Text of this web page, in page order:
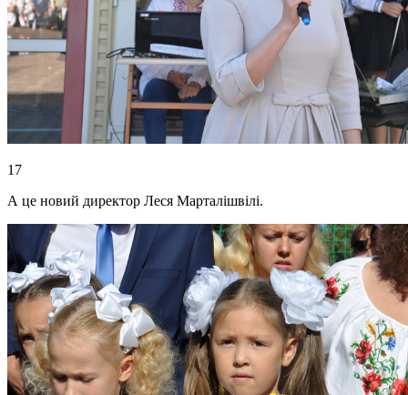
17
А це новий директор Леся Марталішвілі.